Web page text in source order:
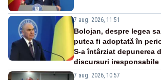
7 aug. 2026, 11:51
Bolojan, despre legea
putea fi adoptată în
S-a întârziat depunerea
discursuri
7 aug. 2026, 10:57